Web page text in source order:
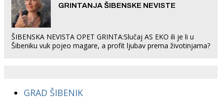
GRINTANJA ŠIBENSKE NEVISTE
ŠIBENSKA NEVISTA OPET GRINTA:Slučaj AS EKO ili je li u
Šibeniku vuk pojeo magare, a profit ljubav prema životinjama?
GRAD ŠIBENIK